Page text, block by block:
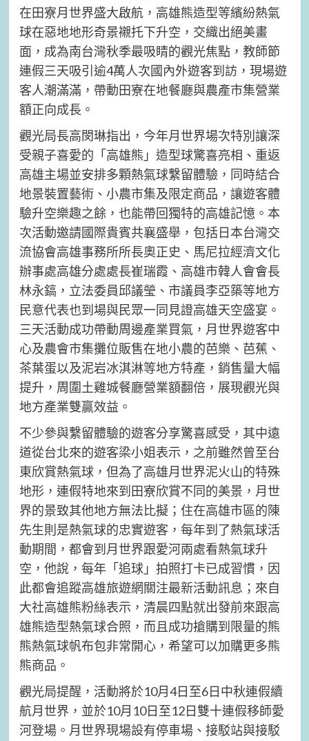
在田寮月世界盛大啟航，高雄熊造型等繽紛熱氣
球在惡地地形奇景襯托下升空，交織出絕美畫
面，成為南台灣秋季最吸睛的觀光焦點，教師節
連假三天吸引逾4萬人次國內外遊客到訪，現場遊
客人潮滿滿，帶動田寮在地餐廳與農產市集營業
額正向成長。
觀光局長高閔琳指出，今年月世界場次特別讓深
受親子喜愛的「高雄熊」造型球驚喜亮相、重返
高雄主場並安排多顆熱氣球繫留體驗，同時結合
地景裝置藝術、小農市集及限定商品，讓遊客體
驗升空樂趣之餘，也能帶回獨特的高雄記憶。本
次活動邀請國際貴賓共襄盛舉，包括日本台灣交
流協會高雄事務所所長奧正史、馬尼拉經濟文化
辦事處高雄分處處長崔瑞霞、高雄市韓人會會長
林永鎬，立法委員邱議瑩、市議員李亞築等地方
民意代表也到場與民眾一同見證高雄天空盛宴。
三天活動成功帶動周邊產業買氣，月世界遊客中
心及農會市集攤位販售在地小農的芭樂、芭蕉、
茶葉蛋以及泥岩冰淇淋等地方特產，銷售量大幅
提升，周圍土雞城餐廳營業額翻倍，展現觀光與
地方產業雙贏效益。
不少參與繫留體驗的遊客分享驚喜感受，其中遠
道從台北來的遊客梁小姐表示，之前雖然曾至台
東欣賞熱氣球，但為了高雄月世界泥火山的特殊
地形，連假特地來到田寮欣賞不同的美景，月世
界的景致其他地方無法比擬；住在高雄市區的陳
先生則是熱氣球的忠實遊客，每年到了熱氣球活
動期間，都會到月世界跟愛河兩處看熱氣球升
空，他說，每年「追球」拍照打卡已成習慣，因
此都會追蹤高雄旅遊網關注最新活動訊息；來自
大社高雄熊粉絲表示，清晨四點就出發前來跟高
雄熊造型熱氣球合照，而且成功搶購到限量的熊
熊熱氣球帆布包非常開心，希望可以加購更多熊
熊商品。
觀光局提醒，活動將於10月4日至6日中秋連假續
航月世界，並於10月10日至12日雙十連假移師愛
河登場。月世界現場設有停車場、接駁站與接駁